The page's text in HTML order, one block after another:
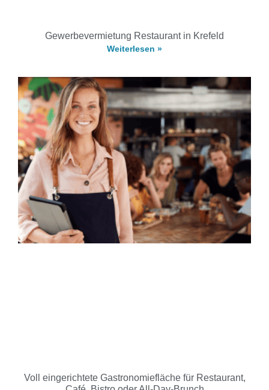
Gewerbevermietung Restaurant in Krefeld
Weiterlesen »
Voll eingerichtete Gastronomiefläche für Restaurant,